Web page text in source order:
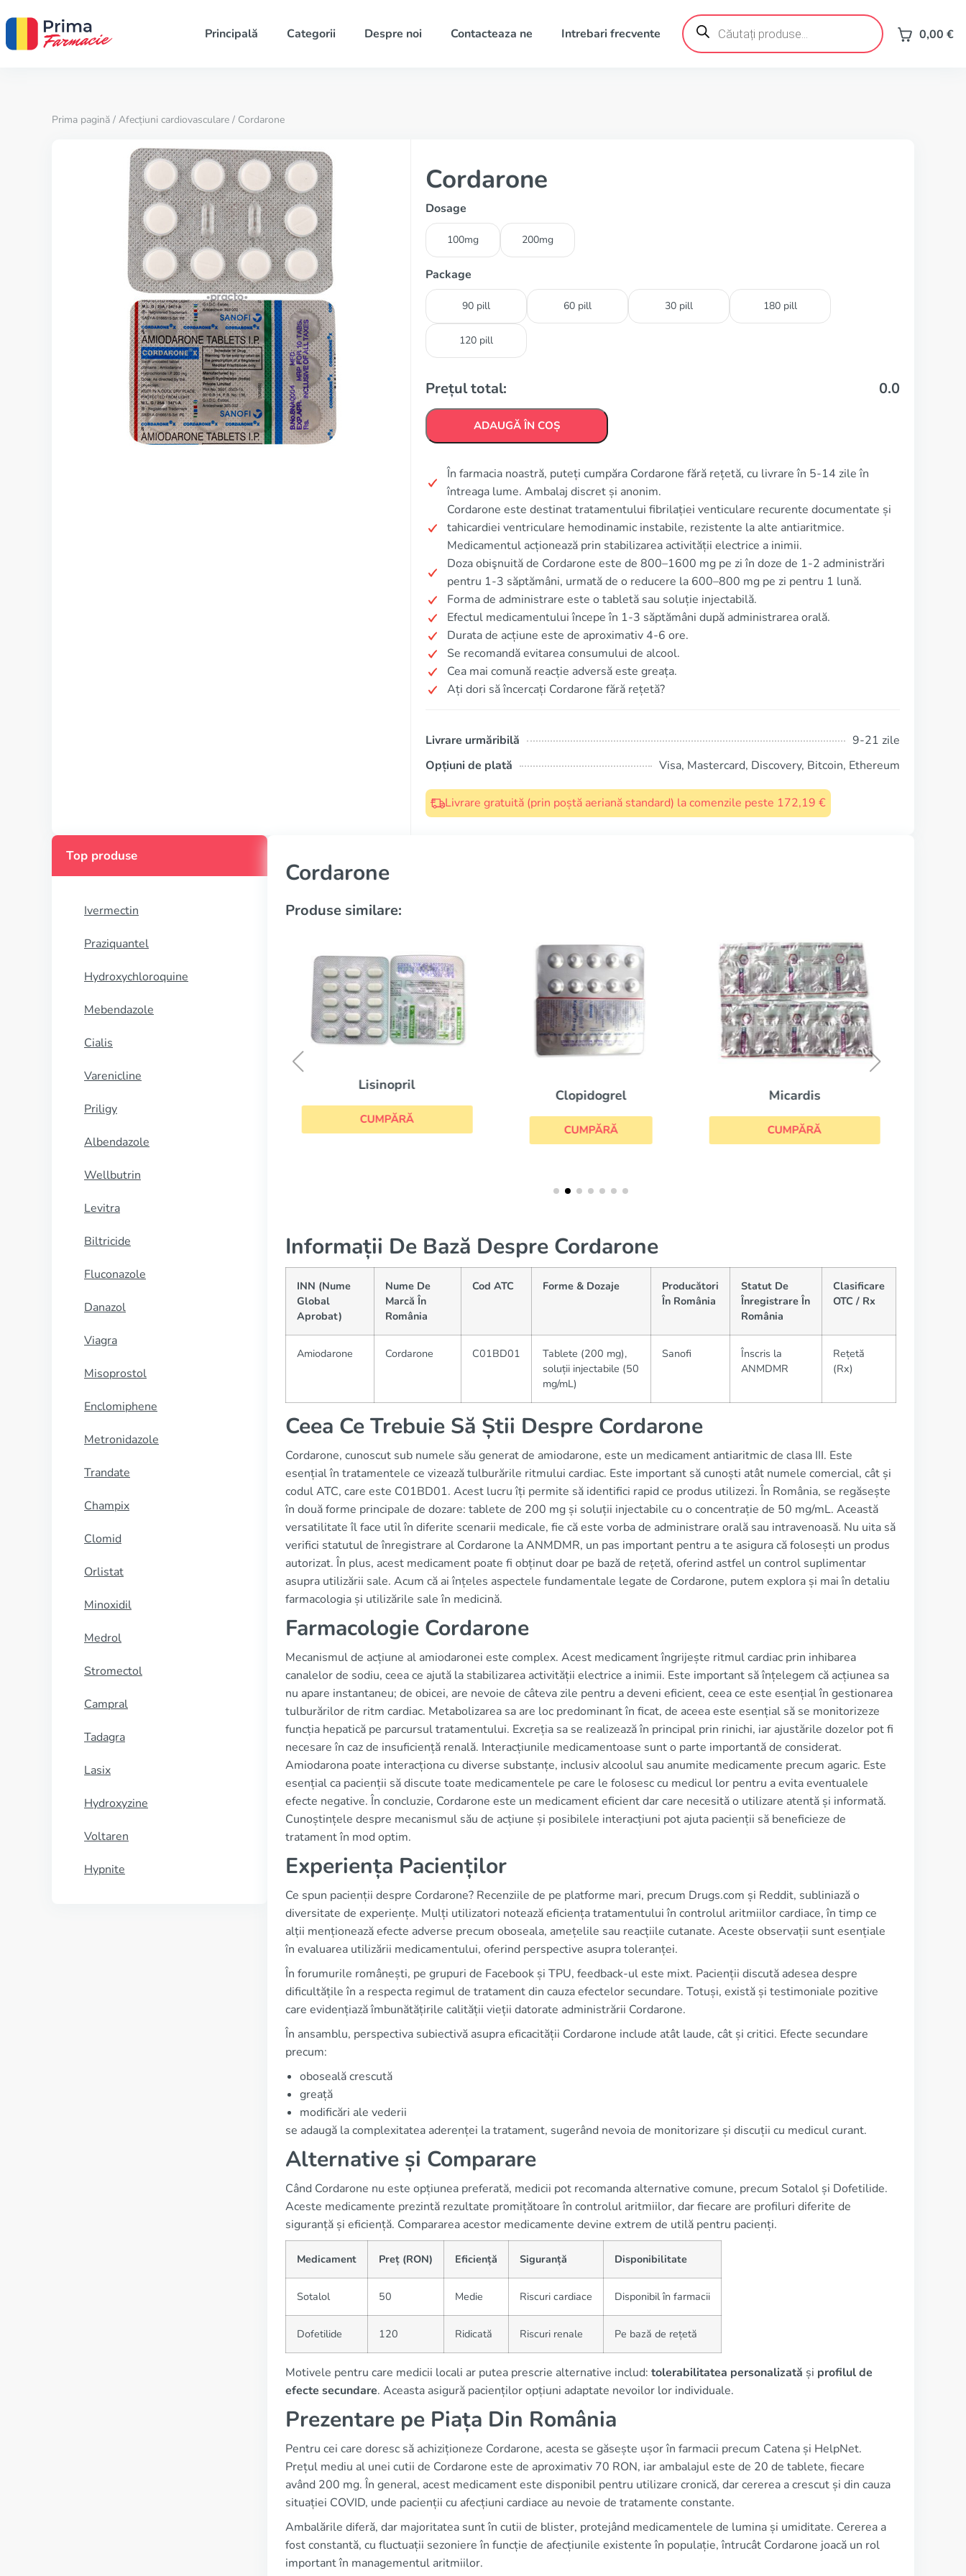
Principală Categorii Despre noi Contacteaza ne Intrebari frecvente
Products
search 0,00 €
Prima pagină / Afecțiuni cardiovasculare / Cordarone
Cordarone
Dosage
100mg 200mg
Package
90 pill 60 pill 30 pill 180 pill
120 pill
Prețul total: 0.0
ADAUGĂ ÎN COȘ
În farmacia noastră, puteți cumpăra Cordarone fără rețetă, cu livrare în 5-14 zile în
întreaga lume. Ambalaj discret și anonim.
Cordarone este destinat tratamentului fibrilației venticulare recurente documentate și
tahicardiei ventriculare hemodinamic instabile, rezistente la alte antiaritmice.
Medicamentul acționează prin stabilizarea activității electrice a inimii.
Doza obişnuită de Cordarone este de 800–1600 mg pe zi în doze de 1-2 administrări
pentru 1-3 săptămâni, urmată de o reducere la 600–800 mg pe zi pentru 1 lună.
Forma de administrare este o tabletă sau soluție injectabilă.
Efectul medicamentului începe în 1-3 săptămâni după administrarea orală.
Durata de acțiune este de aproximativ 4-6 ore.
Se recomandă evitarea consumului de alcool.
Cea mai comună reacție adversă este greața.
Ați dori să încercați Cordarone fără rețetă?
Livrare urmăribilă
9-21 zile
Opțiuni de plată
Visa, Mastercard, Discovery, Bitcoin, Ethereum
Livrare gratuită (prin poștă aeriană standard) la comenzile peste 172,19 €
Top produse
Ivermectin
Praziquantel
Hydroxychloroquine
Mebendazole
Cialis
Varenicline
Priligy
Albendazole
Wellbutrin
Levitra
Biltricide
Fluconazole
Danazol
Viagra
Misoprostol
Enclomiphene
Metronidazole
Trandate
Champix
Clomid
Orlistat
Minoxidil
Medrol
Stromectol
Campral
Tadagra
Lasix
Hydroxyzine
Voltaren
Hypnite
Cordarone
Produse similare:
Lisinopril
CUMPĂRĂ
Clopidogrel
CUMPĂRĂ
Micardis
CUMPĂRĂ
Informații De Bază Despre Cordarone
INN (Nume
Global
Aprobat)
Nume De
Marcă În
România
Cod ATC Forme & Dozaje
Producători
În România
Statut De
Înregistrare În
România
Clasificare
OTC / Rx
Amiodarone Cordarone C01BD01
Tablete (200 mg),
soluții injectabile (50
mg/mL)
Sanofi
Înscris la
ANMDMR
Rețetă
(Rx)
Ceea Ce Trebuie Să Știi Despre Cordarone
Cordarone, cunoscut sub numele său generat de amiodarone, este un medicament antiaritmic de clasa III. Este
esențial în tratamentele ce vizează tulburările ritmului cardiac. Este important să cunoști atât numele comercial, cât și
codul ATC, care este C01BD01. Acest lucru îți permite să identifici rapid ce produs utilizezi. În România, se regăsește
în două forme principale de dozare: tablete de 200 mg și soluții injectabile cu o concentrație de 50 mg/mL. Această
versatilitate îl face util în diferite scenarii medicale, fie că este vorba de administrare orală sau intravenoasă. Nu uita să
verifici statutul de înregistrare al Cordarone la ANMDMR, un pas important pentru a te asigura că folosești un produs
autorizat. În plus, acest medicament poate fi obținut doar pe bază de rețetă, oferind astfel un control suplimentar
asupra utilizării sale. Acum că ai înțeles aspectele fundamentale legate de Cordarone, putem explora și mai în detaliu
farmacologia și utilizările sale în medicină.
Farmacologie Cordarone
Mecanismul de acțiune al amiodaronei este complex. Acest medicament îngrijește ritmul cardiac prin inhibarea
canalelor de sodiu, ceea ce ajută la stabilizarea activității electrice a inimii. Este important să înțelegem că acțiunea sa
nu apare instantaneu; de obicei, are nevoie de câteva zile pentru a deveni eficient, ceea ce este esențial în gestionarea
tulburărilor de ritm cardiac. Metabolizarea sa are loc predominant în ficat, de aceea este esențial să se monitorizeze
funcția hepatică pe parcursul tratamentului. Excreția sa se realizează în principal prin rinichi, iar ajustările dozelor pot fi
necesare în caz de insuficiență renală. Interacțiunile medicamentoase sunt o parte importantă de considerat.
Amiodarona poate interacționa cu diverse substanțe, inclusiv alcoolul sau anumite medicamente precum agaric. Este
esențial ca pacienții să discute toate medicamentele pe care le folosesc cu medicul lor pentru a evita eventualele
efecte negative. În concluzie, Cordarone este un medicament eficient dar care necesită o utilizare atentă și informată.
Cunoștințele despre mecanismul său de acțiune și posibilele interacțiuni pot ajuta pacienții să beneficieze de
tratament în mod optim.
Experiența Pacienților
Ce spun pacienții despre Cordarone? Recenziile de pe platforme mari, precum Drugs.com și Reddit, subliniază o
diversitate de experiențe. Mulți utilizatori notează eficiența tratamentului în controlul aritmiilor cardiace, în timp ce
alții menționează efecte adverse precum oboseala, amețelile sau reacțiile cutanate. Aceste observații sunt esențiale
în evaluarea utilizării medicamentului, oferind perspective asupra toleranței.
În forumurile românești, pe grupuri de Facebook și TPU, feedback-ul este mixt. Pacienții discută adesea despre
dificultățile în a respecta regimul de tratament din cauza efectelor secundare. Totuși, există și testimoniale pozitive
care evidențiază îmbunătățirile calității vieții datorate administrării Cordarone.
În ansamblu, perspectiva subiectivă asupra eficacității Cordarone include atât laude, cât și critici. Efecte secundare
precum:
oboseală crescută
greață
modificări ale vederii
se adaugă la complexitatea aderenței la tratament, sugerând nevoia de monitorizare și discuții cu medicul curant.
Alternative și Comparare
Când Cordarone nu este opțiunea preferată, medicii pot recomanda alternative comune, precum Sotalol și Dofetilide.
Aceste medicamente prezintă rezultate promițătoare în controlul aritmiilor, dar fiecare are profiluri diferite de
siguranță și eficiență. Compararea acestor medicamente devine extrem de utilă pentru pacienți.
Medicament Preț (RON) Eficiență Siguranță Disponibilitate
Sotalol 50 Medie Riscuri cardiace Disponibil în farmacii
Dofetilide 120 Ridicată Riscuri renale Pe bază de rețetă
Motivele pentru care medicii locali ar putea prescrie alternative includ: tolerabilitatea personalizată și profilul de
efecte secundare. Aceasta asigură pacienților opțiuni adaptate nevoilor lor individuale.
Prezentare pe Piața Din România
Pentru cei care doresc să achiziționeze Cordarone, acesta se găsește ușor în farmacii precum Catena și HelpNet.
Prețul mediu al unei cutii de Cordarone este de aproximativ 70 RON, iar ambalajul este de 20 de tablete, fiecare
având 200 mg. În general, acest medicament este disponibil pentru utilizare cronică, dar cererea a crescut și din cauza
situației COVID, unde pacienții cu afecțiuni cardiace au nevoie de tratamente constante.
Ambalările diferă, dar majoritatea sunt în cutii de blister, protejând medicamentele de lumina și umiditate. Cererea a
fost constantă, cu fluctuații sezoniere în funcție de afecțiunile existente în populație, întrucât Cordarone joacă un rol
important în managementul aritmiilor.